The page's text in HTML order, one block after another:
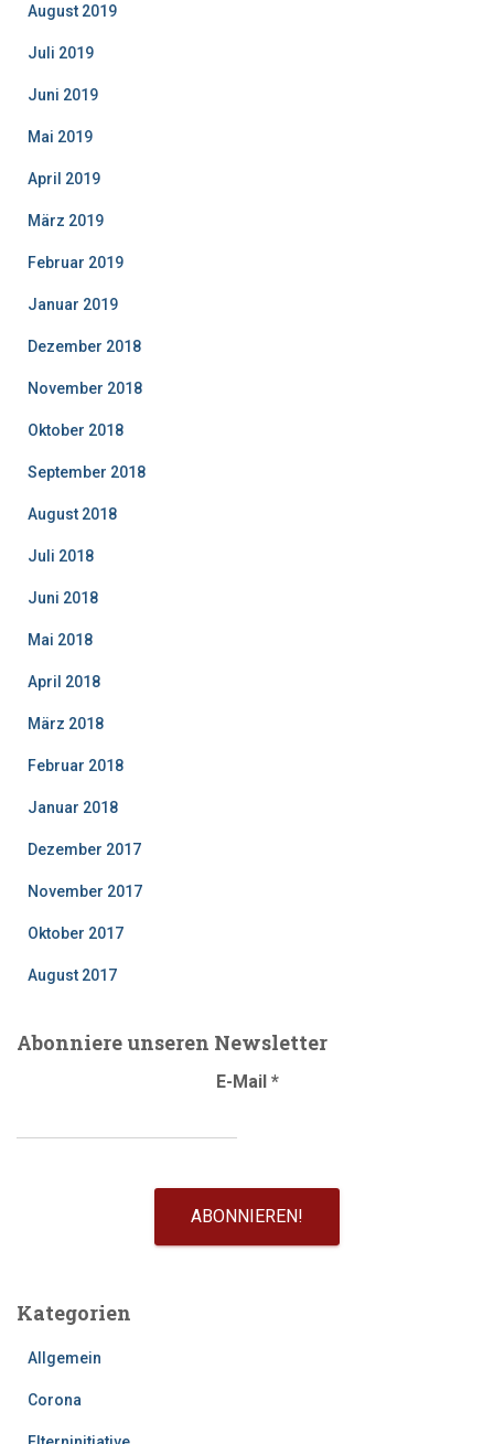
August 2019
Juli 2019
Juni 2019
Mai 2019
April 2019
März 2019
Februar 2019
Januar 2019
Dezember 2018
November 2018
Oktober 2018
September 2018
August 2018
Juli 2018
Juni 2018
Mai 2018
April 2018
März 2018
Februar 2018
Januar 2018
Dezember 2017
November 2017
Oktober 2017
August 2017
Abonniere unseren Newsletter
E-Mail *
Kategorien
Allgemein
Corona